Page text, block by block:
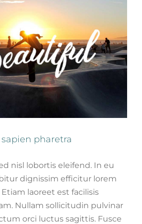
pharetra
nisl lobortis eleifend. In eu
dignissim efficitur lorem
laoreet est facilisis
Nullam sollicitudin pulvinar
orci luctus sagittis. Fusce